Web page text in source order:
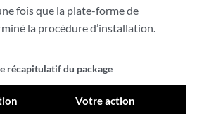
fois que la plate-forme de
la procédure d’installation.
récapitulatif du package
Votre action